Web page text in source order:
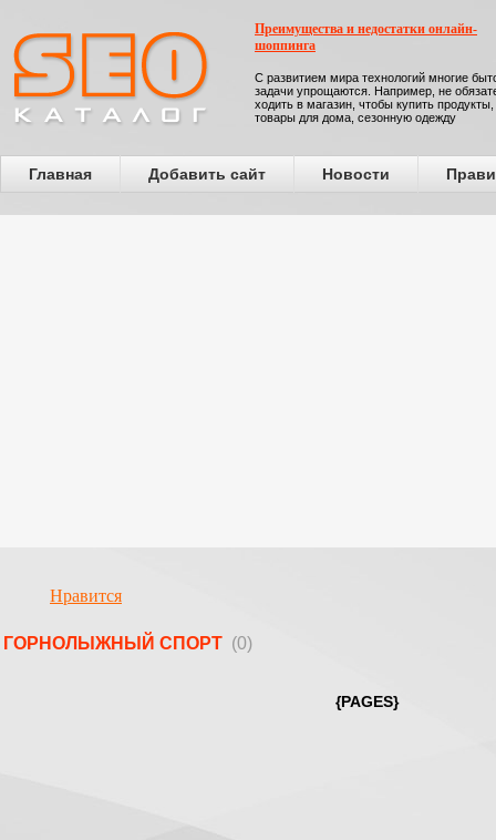
Преимущества и недостатки онлайн-
шоппинга
С развитием мира технологий многие
задачи упрощаются. Например, не
ходить в магазин, чтобы купить продукты,
товары для дома, сезонную одежду
Главная Добавить сайт Новости
Нравится
ГОРНОЛЫЖНЫЙ СПОРТ (0)
{PAGES}